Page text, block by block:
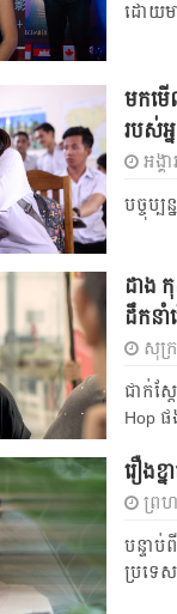
ដោយម
មកមើ
របស់​អ្
អង្គ
បច្ចុប្
ដាង
ដឹកនាំ
សុក្រ
ជាក់ស្ត
Hop ផ
រឿងខ្
ព្រហ
បន្ទា
ប្រទេស